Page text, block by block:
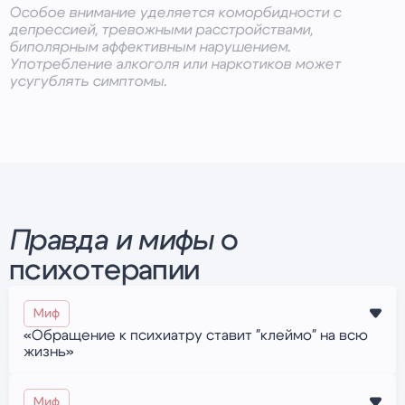
Особое внимание уделяется коморбидности с
депрессией, тревожными расстройствами,
биполярным аффективным нарушением.
Употребление алкоголя или наркотиков может
усугублять симптомы.
Правда и мифыо
психотерапии
Миф
«Обращение к психиатру ставит "клеймо" на всю
жизнь»
Конфиденциальность. Визит к психиатру защищен
Миф